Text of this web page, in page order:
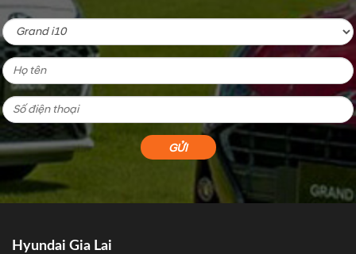
Hyundai Gia Lai